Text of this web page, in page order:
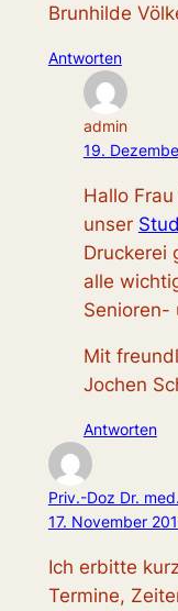
Brunhilde
Antworten
admin
19.
Hallo
unser
Druckerei
alle
Senioren-
Mit
Jochen
Antworten
Priv.-Doz Dr.
17. November
Ich erbitte
Termine,